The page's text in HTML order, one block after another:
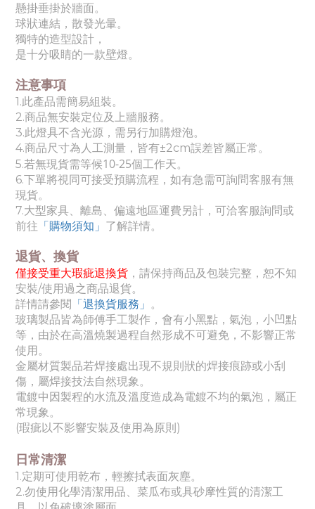
懸掛垂掛於牆面。
球狀連結，散發光暈。
獨特的造型設計，
是十分吸睛的一款壁燈。
注意事項
1.此產品需簡易組裝。
2.商品無安裝定位及上牆服務。
3.此燈具不含光源，需另行加購燈泡。
4.商品尺寸為人工測量，皆有±2cm誤差皆屬正常。
5.若無現貨需等候10-25個工作天。
6.下單將視同可接受預購流程，如有急需可詢問客服有無
現貨。
7.大型家具、離島、偏遠地區運費另計，可洽客服詢問或
前往 「購物須知」 了解詳情。
退貨、換貨
僅接受重大瑕疵退換貨 ，請保持商品及包裝完整，恕不知
安裝/使用過之商品退貨。
詳情請參閱 「退換貨服務」 。
玻璃製品皆為師傅手工製作，會有小黑點，氣泡，小凹點
等，由於在高溫燒製過程自然形成不可避免，不影響正常
使用。
金屬材質製品若焊接處出現不規則狀的焊接痕跡或小刮
傷，屬焊接技法自然現象。
電鍍中因製程的水流及溫度造成為電鍍不均的氣泡，屬正
常現象。
(瑕疵以不影響安裝及使用為原則)
日常清潔
1.定期可使用乾布，輕擦拭表面灰塵。
2.勿使用化學清潔用品、菜瓜布或具砂摩性質的清潔工